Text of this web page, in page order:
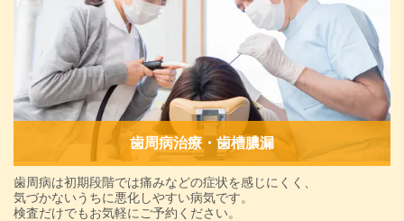
歯周病治療・歯槽膿漏
歯周病は初期段階では痛みなどの症状を感じにくく、
気づかないうちに悪化しやすい病気です。
検査だけでもお気軽にご予約ください。